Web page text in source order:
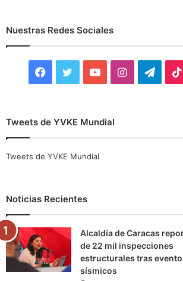
Nuestras Redes Sociales
F
c
o
i
r
Y
u
e
I
r
a
m
T
a
m
Tweets de YVKE Mundial
Tweets de YVKE Mundial
Noticias Recientes
Alcaldía de Caracas
de 22 mil inspecciones
estructurales tras
sísmicos